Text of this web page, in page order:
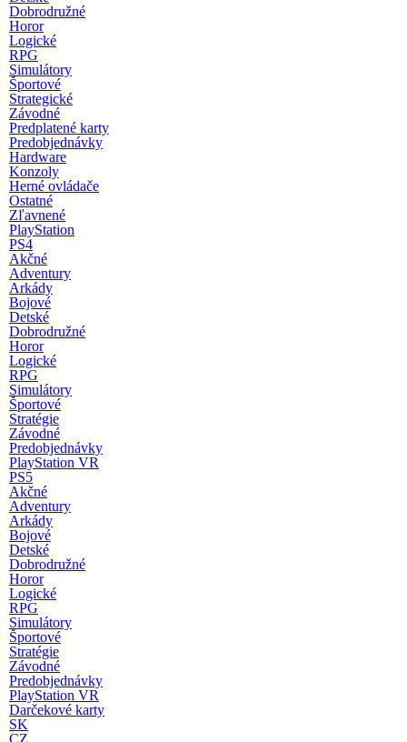
Dobrodružné
Horor
Logické
RPG
Simulátory
Športové
Strategické
Závodné
Predplatené karty
Predobjednávky
Hardware
Konzoly
Herné ovládače
Ostatné
Zľavnené
PlayStation
PS4
Akčné
Adventury
Arkády
Bojové
Detské
Dobrodružné
Horor
Logické
RPG
Simulátory
Športové
Stratégie
Závodné
Predobjednávky
PlayStation VR
PS5
Akčné
Adventury
Arkády
Bojové
Detské
Dobrodružné
Horor
Logické
RPG
Simulátory
Športové
Stratégie
Závodné
Predobjednávky
PlayStation VR
Darčekové karty
SK
CZ